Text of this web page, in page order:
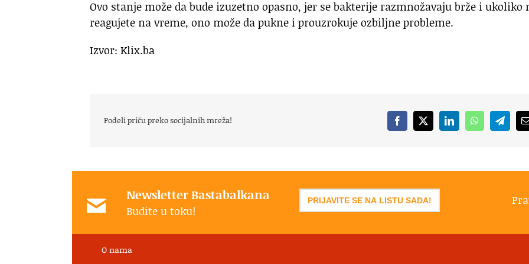
Ovo stanje može da bude izuzetno opasno, jer se bakterije razmnožavaju brže i ukoliko
reagujete na vreme, ono može da pukne i prouzrokuje ozbiljne probleme.
Izvor: Klix.ba
Podeli priču preko socijalnih mreža! Facebook
X LinkedInWhatsApp
Newsletter Bastabalkana
Budite u toku!
PRIJAVITE SE NA LISTU SADA!
O nama